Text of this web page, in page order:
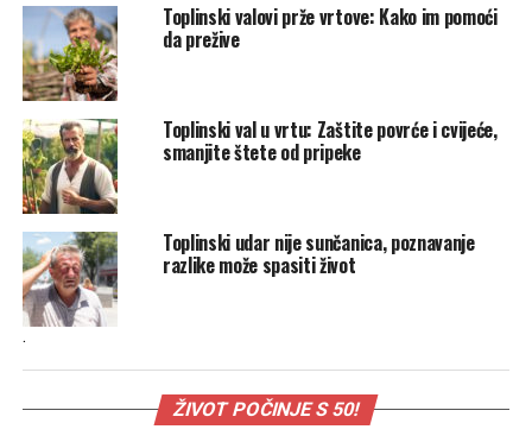
Toplinski valovi prže vrtove: Kako im pomoći
da prežive
Toplinski val u vrtu: Zaštite povrće i cvijeće,
smanjite štete od pripeke
Toplinski udar nije sunčanica, poznavanje
razlike može spasiti život
.
ŽIVOT POČINJE S 50!